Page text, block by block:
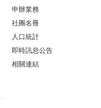
申辦業務
社團名冊
人口統計
即時訊息公告
相關連結